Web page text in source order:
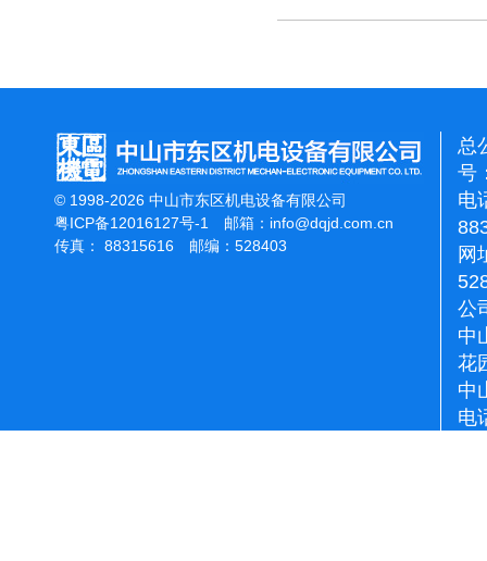
© 1998-2026 中山市东区机电设备有限公司
粤ICP备12016127号-1
邮箱： info@dqjd.com.cn
传真： 88315616 邮编：528403
总
号
电
网
公
中
花
中
电